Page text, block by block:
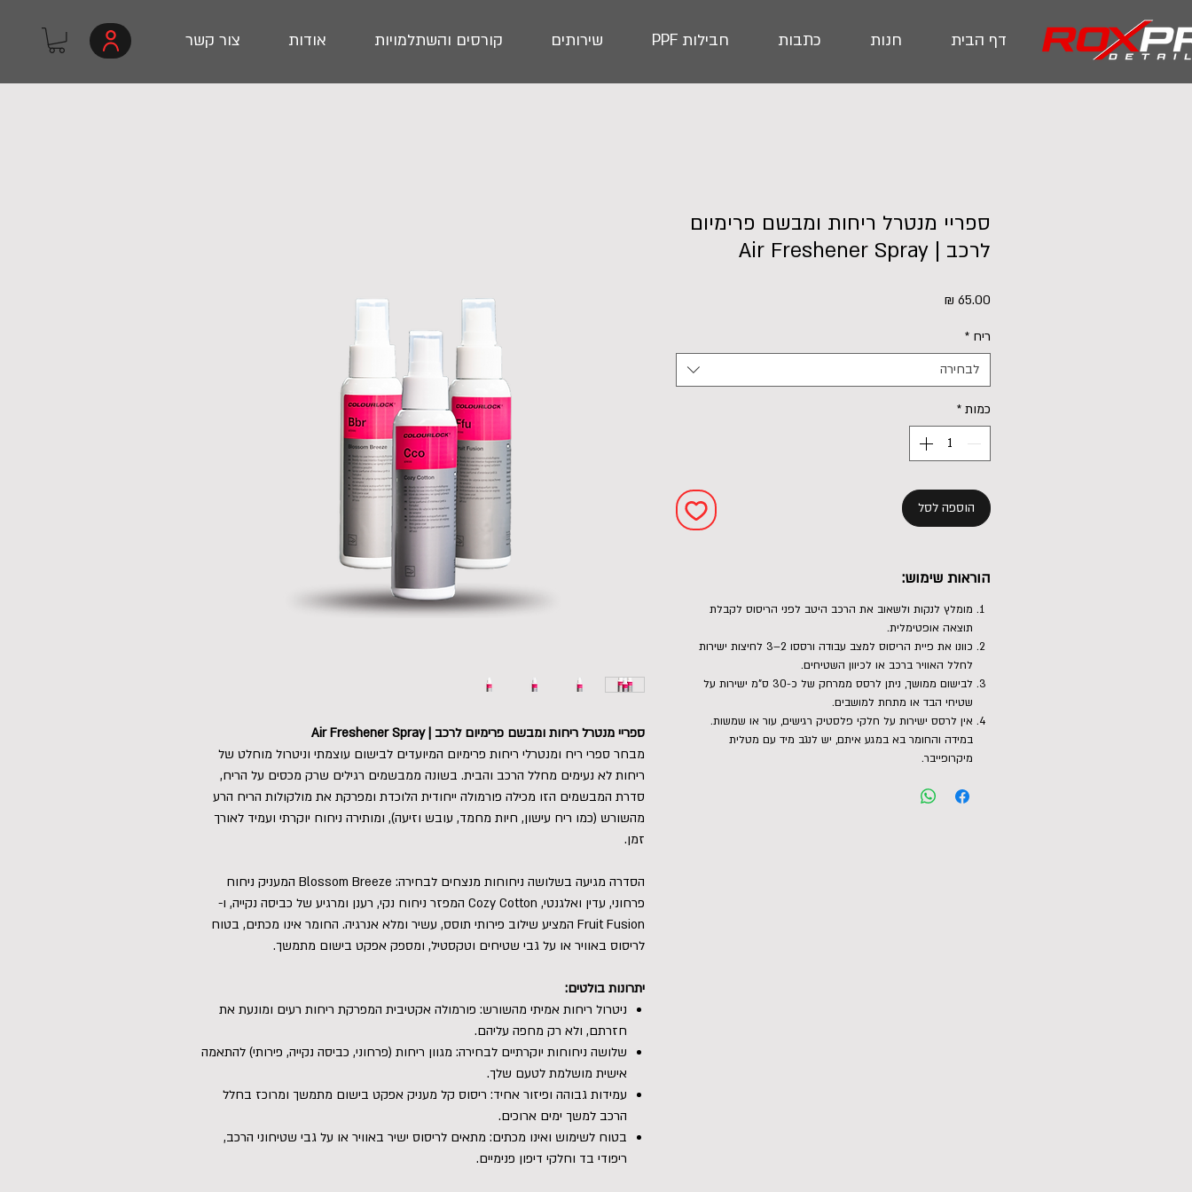
דף הבית חנות כתבות חבילות PPF שירותים קורסים והשתלמויות אודות צור קשר
ספריי מנטרל ריחות ומבשם פרימיום לרכב | Air Freshener Spray
מבחר ספרי ריח ומנטרלי ריחות פרימיום המיועדים לבישום עוצמתי וניטרול מוחלט של
ריחות לא נעימים מחלל הרכב והבית. בשונה ממבשמים רגילים שרק מכסים על הריח,
סדרת המבשמים הזו מכילה פורמולה ייחודית הלוכדת ומפרקת את מולקולות הריח הרע
מהשורש (כמו ריח עישון, חיות מחמד, עובש וזיעה), ומותירה ניחוח יוקרתי ועמיד לאורך
זמן.
הסדרה מגיעה בשלושה ניחוחות מנצחים לבחירה: Blossom Breeze המעניק ניחוח
פרחוני, עדין ואלגנטי, Cozy Cotton המפזר ניחוח נקי, רענן ומרגיע של כביסה נקייה, ו-
Fruit Fusion המציע שילוב פירותי תוסס, עשיר ומלא אנרגיה. החומר אינו מכתים, בטוח
לריסוס באוויר או על גבי שטיחים וטקסטיל, ומספק אפקט בישום מתמשך.
יתרונות בולטים:
ניטרול ריחות אמיתי מהשורש: פורמולה אקטיבית המפרקת ריחות רעים ומונעת את
חזרתם, ולא רק מחפה עליהם.
שלושה ניחוחות יוקרתיים לבחירה: מגוון ריחות (פרחוני, כביסה נקייה, פירותי) להתאמה
אישית מושלמת לטעם שלך.
עמידות גבוהה ופיזור אחיד: ריסוס קל מעניק אפקט בישום מתמשך ומרוכז בחלל
הרכב למשך ימים ארוכים.
בטוח לשימוש ואינו מכתים: מתאים לריסוס ישיר באוויר או על גבי שטיחוני הרכב,
ריפודי בד וחלקי דיפון פנימיים.
ספריי מנטרל ריחות ומבשם פרימיום
לרכב | Air Freshener Spray
ריח *
לבחירה
כמות *
הוספה לסל
הוראות שימוש:
מומלץ לנקות ולשאוב את הרכב היטב לפני הריסוס לקבלת
תוצאה אופטימלית.
כוונו את פיית הריסוס למצב עבודה ורססו 2–3 לחיצות ישירות
לחלל האוויר ברכב או לכיוון השטיחים.
לבישום ממושך, ניתן לרסס ממרחק של כ-30 ס"מ ישירות על
שטיחי הבד או מתחת למושבים.
אין לרסס ישירות על חלקי פלסטיק רגישים, עור או שמשות.
במידה והחומר בא במגע איתם, יש לנגב מיד עם מטלית
מיקרופייבר.